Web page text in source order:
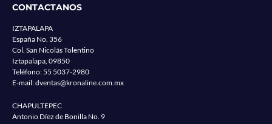
CONTACTANOS
IZTAPALAPA
España No. 356
Col. San Nicolás Tolentino
Iztapalapa, 09850
Teléfono: 55 5037-2980
E-mail:dventas@kronaline.com.mx
CHAPULTEPEC
Antonio Díez de Bonilla No. 9